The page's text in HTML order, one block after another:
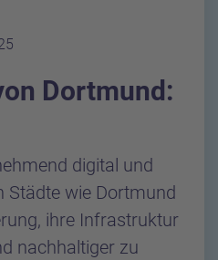
Dortmund:
digital und
Städte wie Dortmund
ihre Infrastruktur
nachhaltiger zu